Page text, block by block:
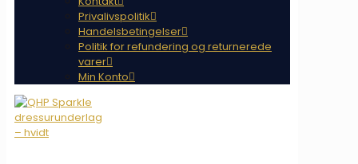
Privalivspolitik
Handelsbetingelser
Politik for refundering og returnerede
varer
Min Konto